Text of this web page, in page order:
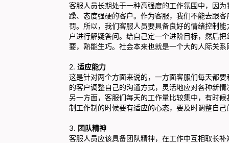
客服人员长期处于一种高强度的工作氛围中，因
躁、态度强硬的客户。作为客服，我们不能去跟
罚。所以，我们客服人员要具备良好的情绪控制
户进行解疑答问。给自己定一个进阶目标，然后
要，熟能生巧。社会本来也就是一个大的人际关
2. 适应能力
这是针对两个方面来说的，一方面客服们每天都
的客户调整自己的沟通方式，灵活地应对各种新情
另一方面，客服们每天的工作量比较集中，有时
制工作制的时候要有适应的心态，要及时调整自
3. 团队精神
客服人员应该具备团队精神，在工作中互相取长